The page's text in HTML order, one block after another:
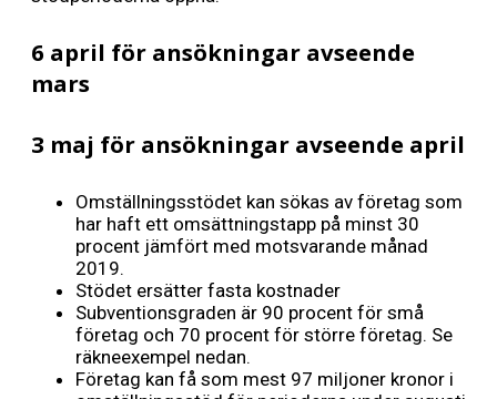
6 april för ansökningar avseende
mars
3 maj för ansökningar avseende april
Omställningsstödet kan sökas av företag som
har haft ett omsättningstapp på minst 30
procent jämfört med motsvarande månad
2019.
Stödet ersätter fasta kostnader
Subventionsgraden är 90 procent för små
företag och 70 procent för större företag. Se
räkneexempel nedan.
Företag kan få som mest 97 miljoner kronor i